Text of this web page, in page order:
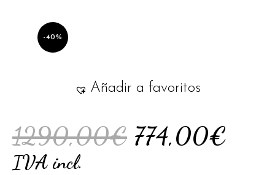
1290,00€ 774,00€
IVA incl.
-40%
Añadir a favoritos